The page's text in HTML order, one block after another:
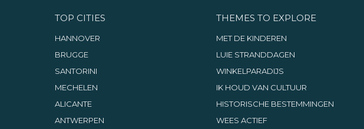
TOP CITIES
HANNOVER
BRUGGE
SANTORINI
MECHELEN
ALICANTE
ANTWERPEN
THEMES TO EXPLORE
MET DE KINDEREN
LUIE STRANDDAGEN
WINKELPARADIJS
IK HOUD VAN CULTUUR
HISTORISCHE BESTEMMINGEN
WEES ACTIEF